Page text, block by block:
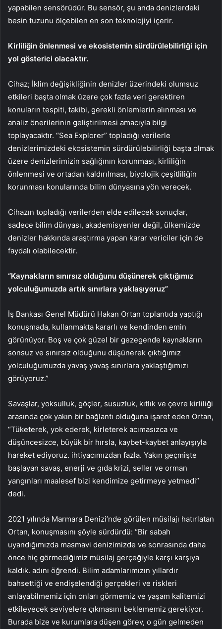
yapabilen sensörüdür. Bu sensör, şu anda denizlerdeki
besin tuzunu ölçebilen en son teknolojiyi içerir.
Kirliliğin önlenmesi ve ekosistemin sürdürülebilirliği için
yol gösterici olacaktır.
Cihaz; İklim değişikliğinin denizler üzerindeki olumsuz
etkileri başta olmak üzere çok fazla veri gerektiren
konuların tespiti, takibi, gerekli önlemlerin alınması ve
analiz önerilerinin geliştirilmesi amacıyla bilgi
toplayacaktır. “Sea Explorer” topladığı verilerle
denizlerimizdeki ekosistemin sürdürülebilirliği başta olmak
üzere denizlerimizin sağlığının korunması, kirliliğin
önlenmesi ve ortadan kaldırılması, biyolojik çeşitliliğin
korunması konularında bilim dünyasına yön verecek.
Cihazın topladığı verilerden elde edilecek sonuçlar,
sadece bilim dünyası, akademisyenler değil, ülkemizde
denizler hakkında araştırma yapan karar vericiler için de
faydalı olabilecektir.
“Kaynakların sınırsız olduğunu düşünerek çıktığımız
yolculuğumuzda artık sınırlara yaklaşıyoruz”
İş Bankası Genel Müdürü Hakan Ortan toplantıda yaptığı
konuşmada, kullanmakta kararlı ve kendinden emin
görünüyor. Boş ve çok güzel bir gezegende kaynakların
sonsuz ve sınırsız olduğunu düşünerek çıktığımız
yolculuğumuzda yavaş yavaş sınırlara yaklaştığımızı
görüyoruz.”
Savaşlar, yoksulluk, göçler, susuzluk, kıtlık ve çevre kirliliği
arasında çok yakın bir bağlantı olduğuna işaret eden Ortan,
“Tüketerek, yok ederek, kirleterek acımasızca ve
düşüncesizce, büyük bir hırsla, kaybet-kaybet anlayışıyla
hareket ediyoruz. ihtiyacımızdan fazla. Yakın geçmişte
başlayan savaş, enerji ve gıda krizi, seller ve orman
yangınları maalesef bizi kendimize getirmeye yetmedi”
dedi.
2021 yılında Marmara Denizi’nde görülen müsilajı hatırlatan
Ortan, konuşmasını şöyle sürdürdü: “Bir sabah
uyandığımızda masmavi denizimizde ve sonrasında daha
önce hiç görmediğimiz müsilaj gerçeğiyle karşı karşıya
kaldık. adını öğrendi. Bilim adamlarımızın yıllardır
bahsettiği ve endişelendiği gerçekleri ve riskleri
anlayabilmemiz için onları görmemiz ve yaşam kalitemizi
etkileyecek seviyelere çıkmasını beklememiz gerekiyor.
Burada bize ve kurumlara düşen görev, o gün gelmeden